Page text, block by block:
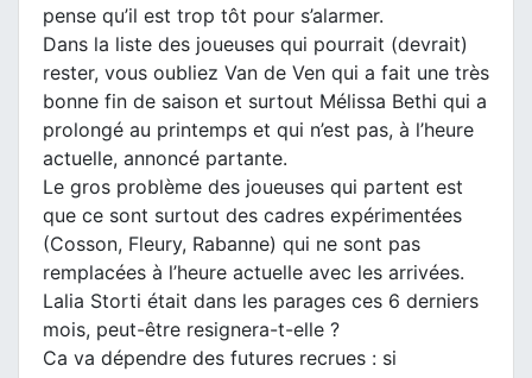
pense qu’il est trop tôt pour s’alarmer.
Dans la liste des joueuses qui pourrait (devrait)
rester, vous oubliez Van de Ven qui a fait une très
bonne fin de saison et surtout Mélissa Bethi qui a
prolongé au printemps et qui n’est pas, à l’heure
actuelle, annoncé partante.
Le gros problème des joueuses qui partent est
que ce sont surtout des cadres expérimentées
(Cosson, Fleury, Rabanne) qui ne sont pas
remplacées à l’heure actuelle avec les arrivées.
Lalia Storti était dans les parages ces 6 derniers
mois, peut-être resignera-t-elle ?
Ca va dépendre des futures recrues : si